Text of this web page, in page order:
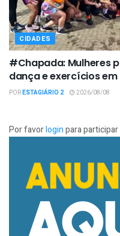
CIDADES
#Chapada: Mulheres
dança e exercícios
PORESTAGIÁRIO 2 2026/08/08
Por favorloginpara